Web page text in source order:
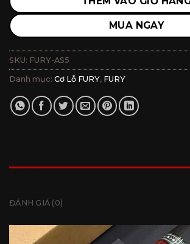
MUA NGAY
SKU: FURY-AS5
Danh mục: Cơ Lỗ FURY, FURY
ĐÁNH GIÁ (0)